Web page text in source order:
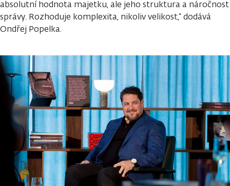
absolutní hodnota majetku, ale jeho struktura a náročnost
správy. Rozhoduje komplexita, nikoliv velikost,“ dodává
Ondřej Popelka.